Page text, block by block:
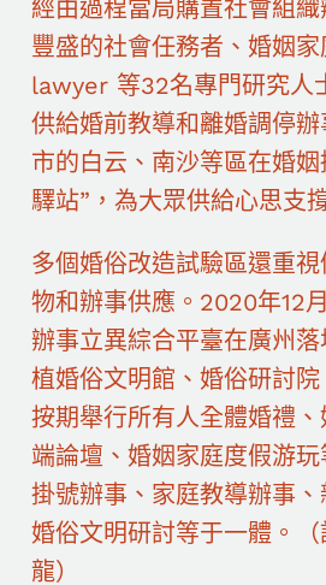
經由過程當局購置社會組
豐盛的社會任務者、婚姻
lawyer 等32名專門研究人
供給婚前教導和離婚調停辦
市的白云、南沙等區在婚
驛站”，為大眾供給心思支
多個婚俗改造試驗區還重
物和辦事供應。2020年12
辦事立異綜合平臺在廣州
植婚俗文明館、婚俗研討院
按期舉行所有人全體婚禮
端論壇、婚姻家庭度假游
掛號辦事、家庭教導辦事、
婚俗文明研討等于一體。
龍）